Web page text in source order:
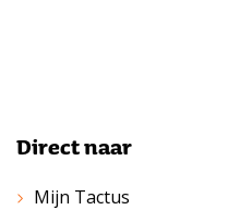
Direct naar
Mijn Tactus